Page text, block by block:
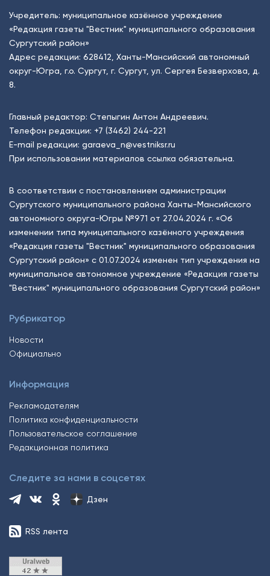
Учредитель: муниципальное казённое учреждение
«Редакция газеты "Вестник" муниципального образования
Сургутский район»
Адрес редакции: 628412, Ханты-Мансийский автономный
округ-Югра, г.о. Сургут, г. Сургут, ул. Сергея Безверхова, д.
8.
Главный редактор: Степыгин Антон Андреевич.
Телефон редакции: +7 (3462) 244-221
E-mail редакции: garaeva_n@vestniksr.ru
При использовании материалов ссылка обязательна.
В соответствии с постановлением администрации
Сургутского муниципального района Ханты-Мансийского
автономного округа-Югры №971 от 27.04.2024 г. «Об
изменении типа муниципального казённого учреждения
«Редакция газеты "Вестник" муниципального образования
Сургутский район» с 01.07.2024 изменен тип учреждения на
муниципальное автономное учреждение «Редакция газеты
"Вестник" муниципального образования Сургутский район»
Рубрикатор
Новости
Официально
Информация
Рекламодателям
Политика конфиденциальности
Пользовательское соглашение
Редакционная политика
Следите за нами в соцсетях
Дзен
RSS лента